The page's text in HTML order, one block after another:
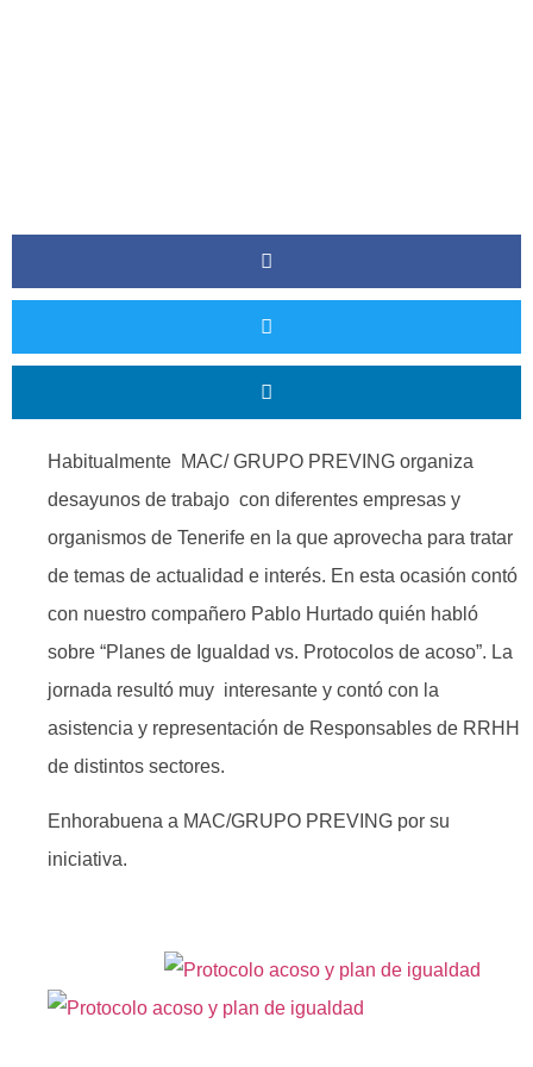
Habitualmente MAC/ GRUPO PREVING organiza
desayunos de trabajo con diferentes empresas y
organismos de Tenerife en la que aprovecha para tratar
de temas de actualidad e interés. En esta ocasión contó
con nuestro compañero Pablo Hurtado quién habló
sobre “Planes de Igualdad vs. Protocolos de acoso”. La
jornada resultó muy interesante y contó con la
asistencia y representación de Responsables de RRHH
de distintos sectores.
Enhorabuena a MAC/GRUPO PREVING por su
iniciativa.